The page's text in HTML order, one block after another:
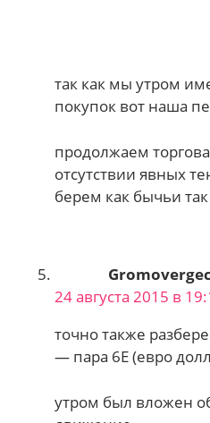
так как мы утром
покупок вот наша
продолжаем
отсутствии явных
берем как бычьи
Gromovergec
24 августа 2015 в
точно также
— пара 6Е (евро
утром был вложен